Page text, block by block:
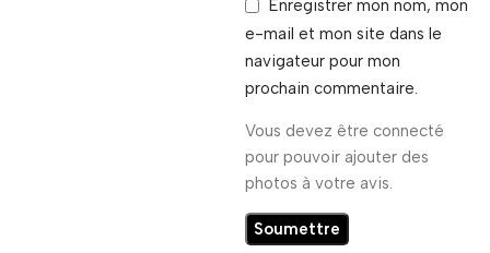
Enregistrer mon nom, mon
e-mail et mon site dans le
navigateur pour mon
prochain commentaire.
Vous devez être connecté
pour pouvoir ajouter des
photos à votre avis.